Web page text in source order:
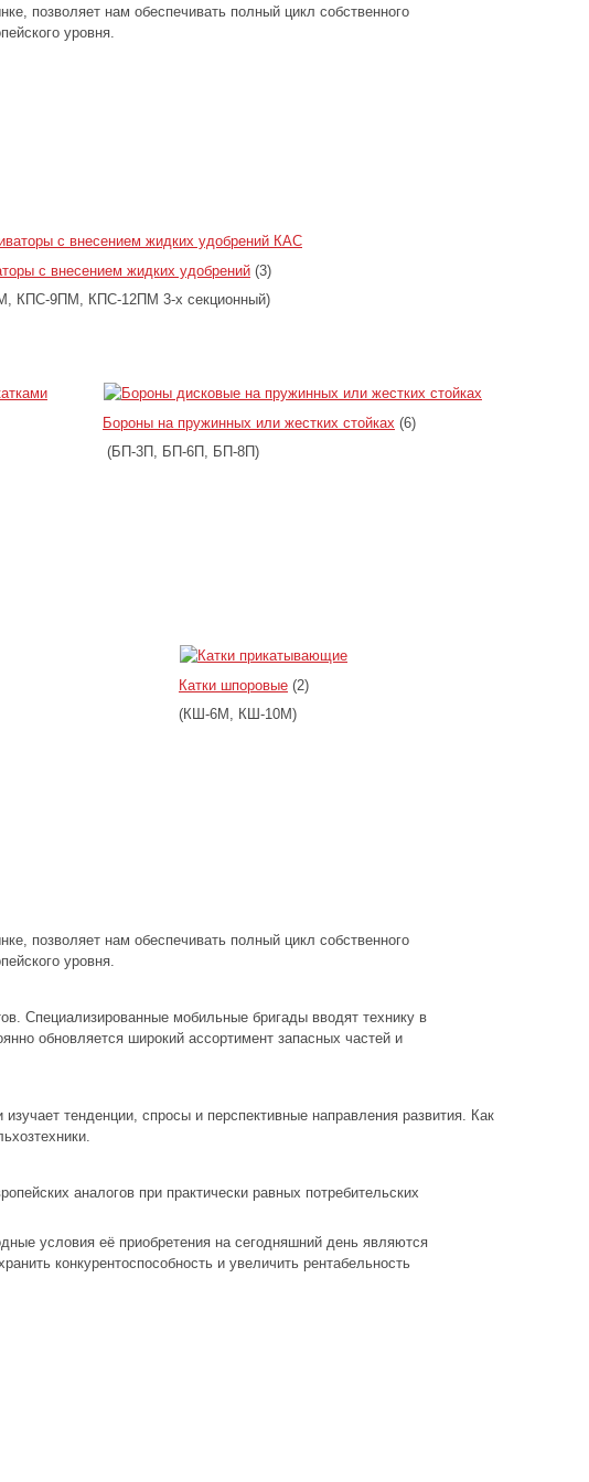
позволяет нам обеспечивать полный цикл собственного
уровня.
с внесением жидких удобрений (3)
КПС-9ПМ, КПС-12ПМ 3-х секционный)
Бороны на пружинных или жестких стойках (6)
(БП-3П, БП-6П, БП-8П)
Катки шпоровые (2)
(КШ-6М, КШ-10М)
позволяет нам обеспечивать полный цикл собственного
уровня.
Специализированные мобильные бригады вводят технику в
обновляется широкий ассортимент запасных частей и
тенденции, спросы и перспективные направления развития. Как
аналогов при практически равных потребительских
условия её приобретения на сегодняшний день являются
конкурентоспособность и увеличить рентабельность